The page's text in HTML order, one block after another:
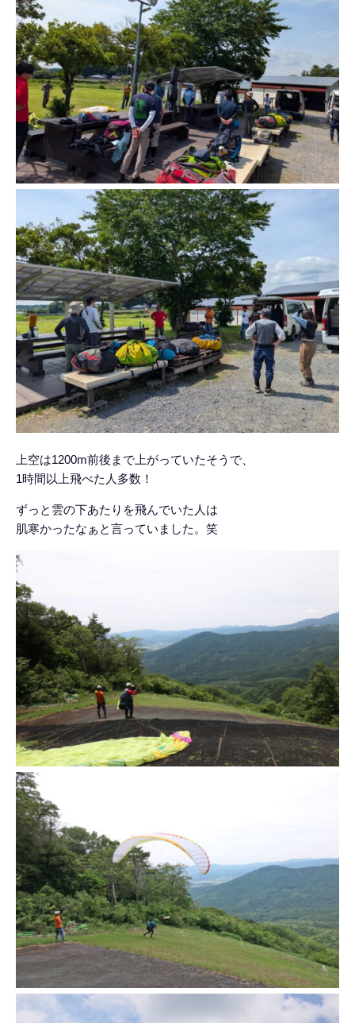
上空は1200m前後まで上がっていたそうで、
1時間以上飛べた人多数！
ずっと雲の下あたりを飛んでいた人は
肌寒かったなぁと言っていました。笑